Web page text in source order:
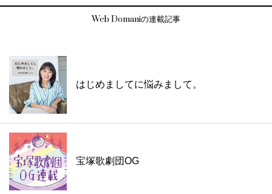
Web Domaniの連載記事
はじめましてに悩みまして。
宝塚歌劇団OG